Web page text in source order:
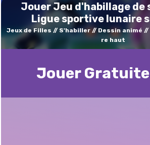
Jouer Jeu d'habillage de
Ligue sportive lunaire
Jeux de Filles S'habiller Dessin animé
re haut
Jouer